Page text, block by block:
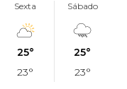
Sexta
25°
23°
Sábado
25°
23°